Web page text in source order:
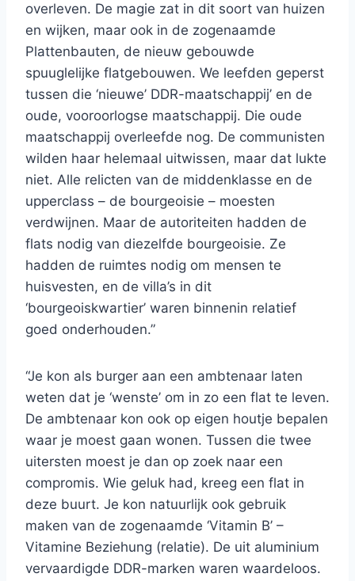
overleven. De magie zat in dit soort van huizen
en wijken, maar ook in de zogenaamde
Plattenbauten, de nieuw gebouwde
spuuglelijke flatgebouwen. We leefden geperst
tussen die ‘nieuwe’ DDR-maatschappij’ en de
oude, vooroorlogse maatschappij. Die oude
maatschappij overleefde nog. De communisten
wilden haar helemaal uitwissen, maar dat lukte
niet. Alle relicten van de middenklasse en de
upperclass – de bourgeoisie – moesten
verdwijnen. Maar de autoriteiten hadden de
flats nodig van diezelfde bourgeoisie. Ze
hadden de ruimtes nodig om mensen te
huisvesten, en de villa’s in dit
‘bourgeoiskwartier’ waren binnenin relatief
goed onderhouden.”
“Je kon als burger aan een ambtenaar laten
weten dat je ‘wenste’ om in zo een flat te leven.
De ambtenaar kon ook op eigen houtje bepalen
waar je moest gaan wonen. Tussen die twee
uitersten moest je dan op zoek naar een
compromis. Wie geluk had, kreeg een flat in
deze buurt. Je kon natuurlijk ook gebruik
maken van de zogenaamde ‘Vitamin B’ –
Vitamine Beziehung (relatie). De uit aluminium
vervaardigde DDR-marken waren waardeloos.